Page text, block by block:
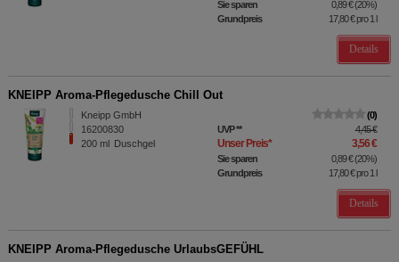
Sie sparen 0,89 €(20%)
Grundpreis
17,80 €pro 1 l
Details
KNEIPP Aroma-Pflegedusche Chill Out
Kneipp GmbH
16200830
200 ml Duschgel
0
UVP** 4,45 €
Unser Preis* 3,56 €
Sie sparen 0,89 €(20%)
Grundpreis
17,80 €pro 1 l
Details
KNEIPP Aroma-Pflegedusche UrlaubsGEFÜHL